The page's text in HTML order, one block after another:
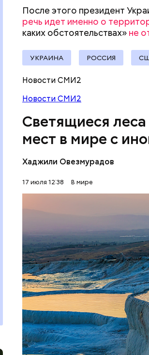
После этого президент
речь идет именно о
каких обстоятельствах» не
УКРАИНА РОССИЯ
Новости СМИ2
Новости СМИ2
Светящиеся
мест в мире с
Хаджили Овезмурадов
17 июля 12:38 В мире
Термальные источники
сделаны изо льда, но на
создавали эти
известных